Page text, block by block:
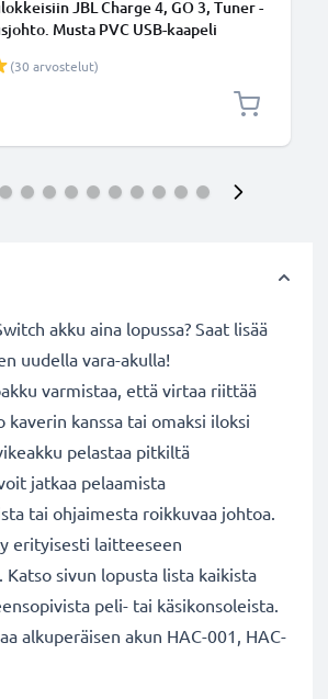
JBL Charge 4, GO 3, Tuner -
Musta PVC USB-kaapeli
(30 arvostelut)
akku aina lopussa? Saat lisää
uudella vara-akulla!
varmistaa, että virtaa riittää
kaverin kanssa tai omaksi iloksi
pelastaa pitkiltä
jatkaa pelaamista
tai ohjaimesta roikkuvaa johtoa.
erityisesti laitteeseen
sivun lopusta lista kaikista
peli- tai käsikonsoleista.
alkuperäisen akun HAC-001, HAC-